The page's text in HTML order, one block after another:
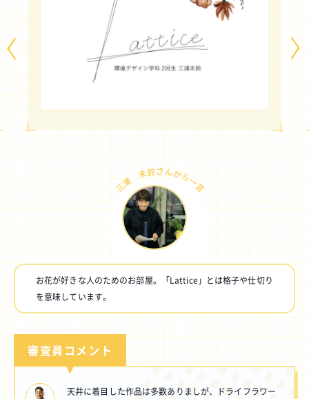
三浦 未鈴さんから一言
お花が好きな人のためのお部屋。「Lattice」とは格子や仕切り
を意味しています。
審査員コメント
天井に着目した作品は多数ありましが、ドライフラワー